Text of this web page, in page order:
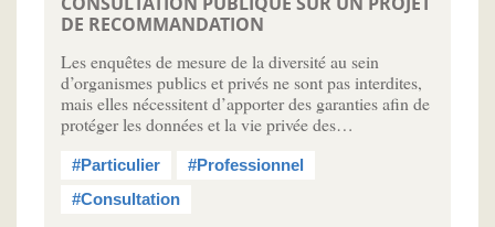
DE RECOMMANDATION
Les enquêtes de mesure de la diversité au sein
d’organismes publics et privés ne sont pas interdites,
mais elles nécessitent d’apporter des garanties afin de
protéger les données et la vie privée des…
#Particulier
#Professionnel
#Consultation